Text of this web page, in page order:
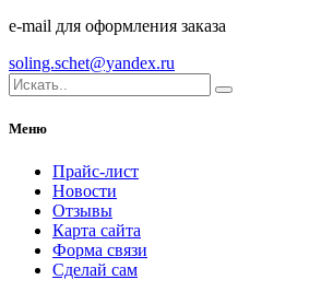
e-mail для оформления заказа
soling.schet@yandex.ru
Меню
Прайс-лист
Новости
Отзывы
Карта сайта
Форма связи
Сделай сам